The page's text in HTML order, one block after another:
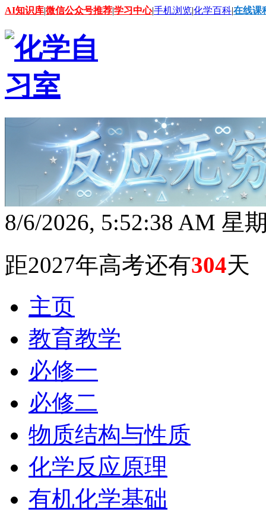
AI知识库|微信公众号推荐|学习中心|手机浏览|化学百科|在线课
8/6/2026, 5:52:40 AM 星
距2027年高考还有304天
主页
教育教学
必修一
必修二
物质结构与性质
化学反应原理
有机化学基础